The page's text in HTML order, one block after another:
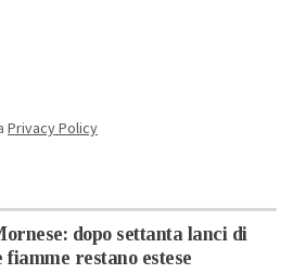
Privacy Policy
dopo settanta lanci di
restano estese